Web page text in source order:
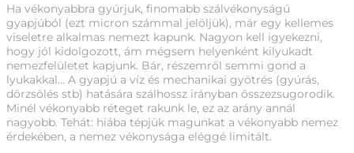
Ha vékonyabbra gyúrjuk, finomabb szálvékonyságú
gyapjúból (ezt micron számmal jelöljük), már egy kellemes
viseletre alkalmas nemezt kapunk. Nagyon kell igyekezni,
hogy jól kidolgozott, ám mégsem helyenként kilyukadt
nemezfelületet kapjunk. Bár, részemről semmi gond a
lyukakkal… A gyapjú a víz és mechanikai gyötrés (gyúrás,
dörzsölés stb) hatására szálhossz irányban összezsugorodik.
Minél vékonyabb réteget rakunk le, ez az arány annál
nagyobb. Tehát: hiába tépjük magunkat a vékonyabb nemez
érdekében, a nemez vékonysága eléggé limitált.